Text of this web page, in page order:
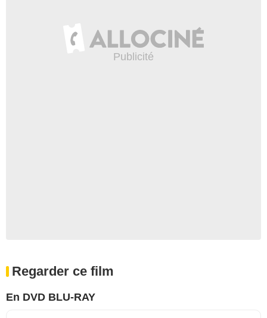
Regarder ce film
En DVD BLU-RAY